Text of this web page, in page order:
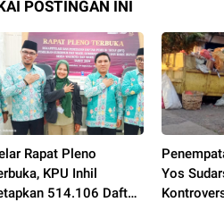
POSTINGAN INI
Rapat Pleno
KPU Inhil
514.106 Daftar
Yos